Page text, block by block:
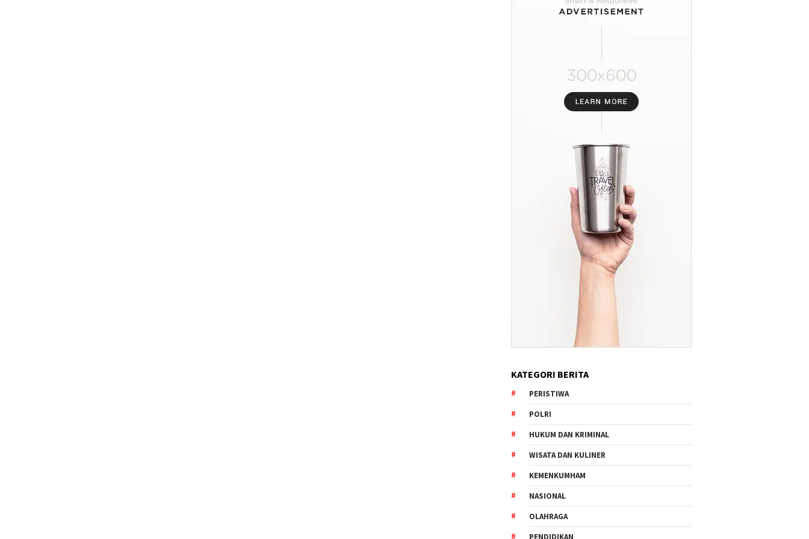
KATEGORI BERITA
PERISTIWA
POLRI
HUKUM DAN KRIMINAL
WISATA DAN KULINER
KEMENKUMHAM
NASIONAL
OLAHRAGA
PENDIDIKAN